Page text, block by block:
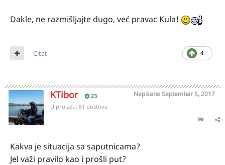
Dakle, ne razmišljajte dugo, već pravac Kula!
4
Citat
KTibor 23 NapisanoSeptembar 5, 2017
U prolazu, 81 postova
Kakva je situacija sa saputnicama?
Jel važi pravilo kao i prošli put?